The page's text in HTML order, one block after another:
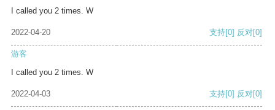
I called you 2 times. W
2022-04-20 支持[0] 反对[0]
游客
I called you 2 times. W
2022-04-03 支持[0] 反对[0]